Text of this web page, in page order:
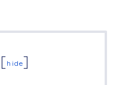
[hide]